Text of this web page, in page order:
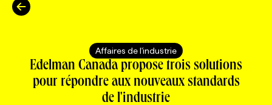
ACTUALITÉS
CATÉGORIES
TOUTES LES CATÉGORIES
CHRONIQUES
FORFAITS ABONNEMENT
INFOLETTRES
Affaires de l'industrie
Edelman Canada propose trois solutions
pour répondre aux nouveaux standards
de l'industrie